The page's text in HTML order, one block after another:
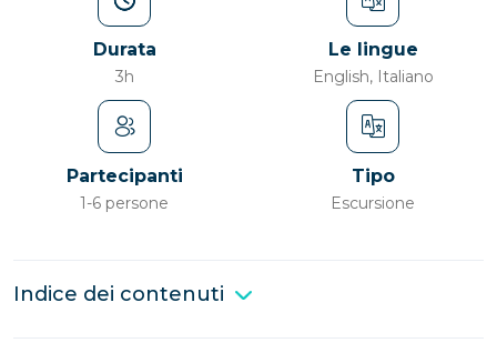
Durata
3h
Le lingue
English, Italiano
Partecipanti
1-6 persone
Tipo
Escursione
Indice dei contenuti